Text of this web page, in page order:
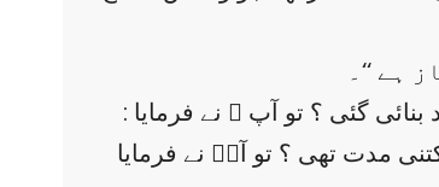
ہے ‘‘۔
گئی ؟ تو آپ ؐ نے فرمایا :
مدت تھی ؟ تو آپؐ نے فرمایا